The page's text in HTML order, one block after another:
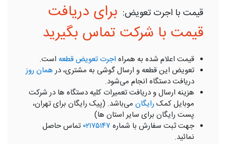
برای دریافت
قیمت با شرکت تماس بگیرید
قیمت اعلام شده به همراه اجرت تعویض قطعه است.
تعویض این قطعه و ارسال گوشی به مشتری، درهمان روز
دریافت دستگاه انجام می‌شود.
هزینه ارسال و دریافت تعمیرات کلیه دستگاه ها در شرکت
موبایل کمک رایگان می‌باشد. (پیک رایگان برای تهران،
پست رایگان برای سایر استان ها)
جهت ثبت سفارش با شماره ۰۲۱۷۵۱۴۷ تماس حاصل
نمائید.